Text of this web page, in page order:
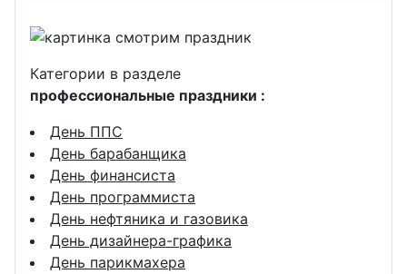
Категории в разделе
профессиональные праздники :
День ППС
День барабанщика
День финансиста
День программиста
День нефтяника и газовика
День дизайнера-графика
День парикмахера